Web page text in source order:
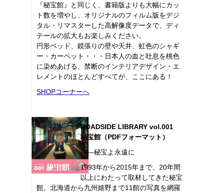
『秘宝館』と同じく、書籍版よりも大幅にカッ
ト数を増やし、オリジナルのフィルム版をデジ
タル・リマスターした高解像度データで、ディ
テールの拡大もお楽しみください。
円形ベッド、鏡張りの壁や天井、虹色のシャギ
ー・カーペット・・・日本人の血と吐息を桃色
に染めあげる、禁断のインテリアデザイン・エ
レメントのほとんどすべてが、ここにある！
SHOPコーナーへ
ROADSIDE LIBRARY vol.001
秘宝館（PDFフォーマット）
――秘宝よ永遠に
1993年から2015年まで、20年間
以上にわたって取材してきた秘宝
館。北海道から九州嬉野まで11館の写真を網羅